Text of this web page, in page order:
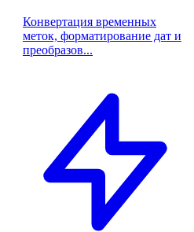
Конвертация временных
меток, форматирование дат и
преобразов...